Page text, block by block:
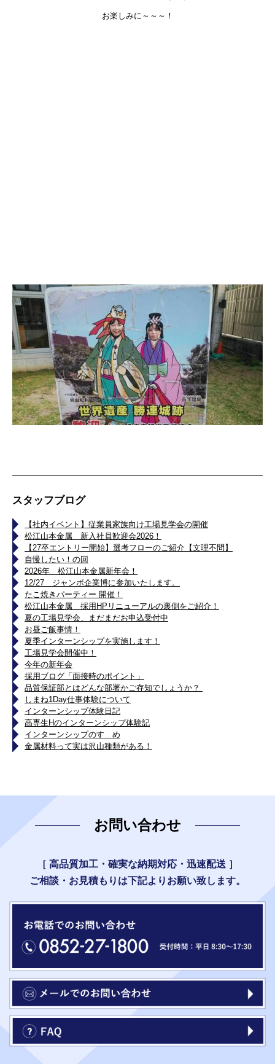
お楽しみに～～～！
スタッフブログ
【社内イベント】従業員家族向け工場見学会の開催
松江山本金属 新入社員歓迎会2026！
【27卒エントリー開始】選考フローのご紹介【文理不問】
自慢したい！の回
2026年 松江山本金属新年会！
12/27 ジャンボ企業博に参加いたします。
たこ焼きパーティー 開催！
松江山本金属 採用HPリニューアルの裏側をご紹介！
夏の工場見学会、まだまだお申込受付中
お昼ご飯事情！
夏季インターンシップを実施します！
工場見学会開催中！
今年の新年会
採用ブログ「面接時のポイント」
品質保証部とはどんな部署かご存知でしょうか？
しまね1Day仕事体験について
インターンシップ体験日記
高専生Hのインターンシップ体験記
インターンシップのすゝめ
金属材料って実は沢山種類がある！
お問い合わせ
［ 高品質加工・確実な納期対応・迅速配送 ］
ご相談・お見積もりは下記よりお願い致します。